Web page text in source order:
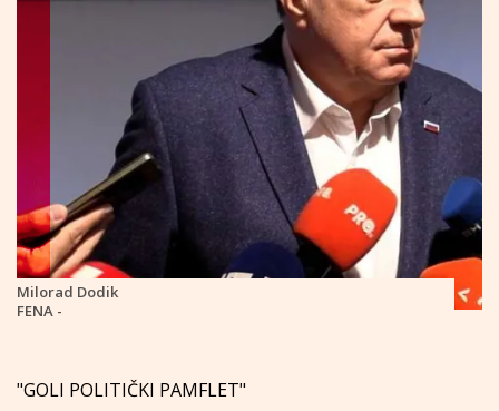
Milorad Dodik
FENA -
"GOLI POLITIČKI PAMFLET"